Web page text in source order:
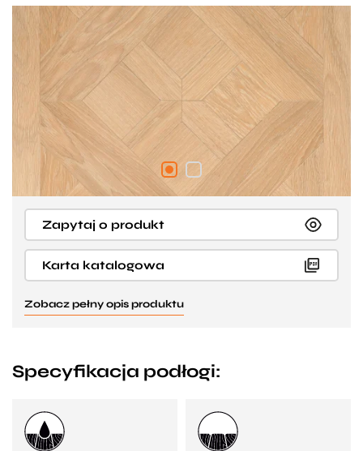
Zapytaj o produkt
Karta katalogowa
Zobacz pełny opis produktu
Specyfikacja podłogi: